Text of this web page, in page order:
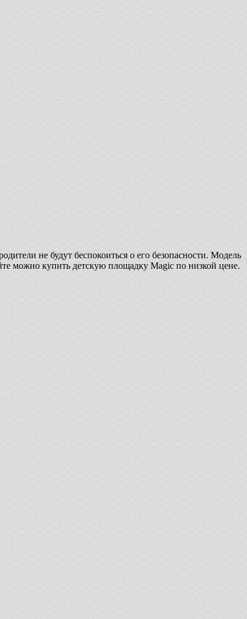
не будут беспокоиться о его безопасности. Модель
можно купить детскую площадку Magic по низкой цене.